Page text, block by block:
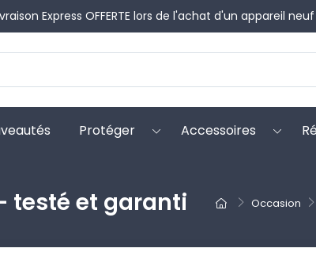
Express OFFERTE lors de l'achat d'un appareil
Protéger Accessoires
Occasion
testé et garanti